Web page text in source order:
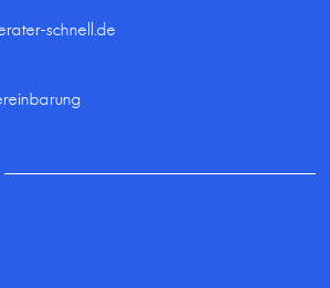
schnell.de